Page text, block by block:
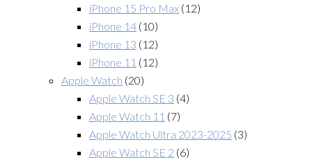
iPhone 15 Pro Max (12)
iPhone 14 (10)
iPhone 13 (12)
iPhone 11 (12)
Apple Watch (20)
Apple Watch SE 3 (4)
Apple Watch 11 (7)
Apple Watch Ultra 2023-2025 (3)
Apple Watch SE 2 (6)